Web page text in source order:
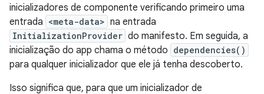
inicializadores de componente verificando primeiro uma
entrada <meta-data> na entrada
InitializationProvider do manifesto. Em seguida, a
inicialização do app chama o método dependencies()
para qualquer inicializador que ele já tenha descoberto.
Isso significa que, para que um inicializador de